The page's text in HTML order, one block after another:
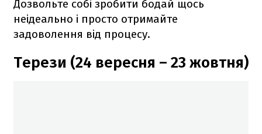
Дозвольте собі зробити бодай щось
неідеально і просто отримайте
задоволення від процесу.
Терези (24 вересня – 23 жовтня)